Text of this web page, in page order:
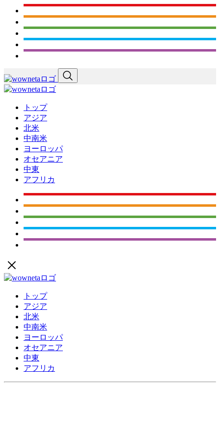
トップ
アジア
北米
中南米
ヨーロッパ
オセアニア
中東
アフリカ
トップ
アジア
北米
中南米
ヨーロッパ
オセアニア
中東
アフリカ